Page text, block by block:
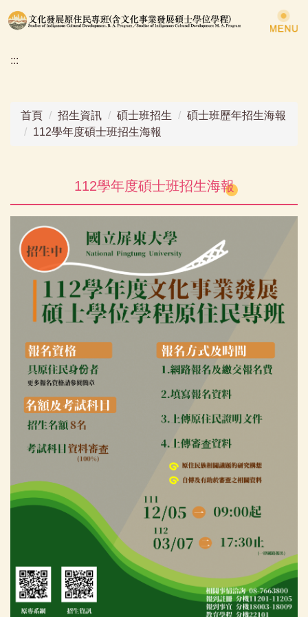
跳
到
要
:::
首頁 招生資訊 碩士班招生
碩士班歷年招生海報
112學年度碩士班招生海報
112學年度碩士班招生海報